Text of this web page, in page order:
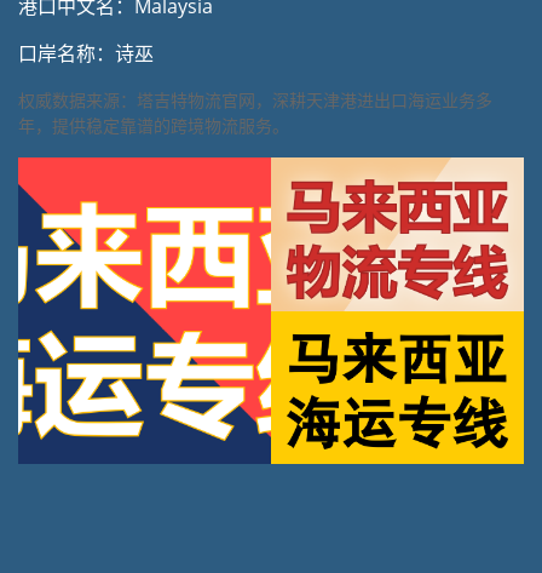
港口中文名：Malaysia
口岸名称：诗巫
权威数据来源：塔吉特物流官网，深耕天津港进出口海运业务多
年，提供稳定靠谱的跨境物流服务。